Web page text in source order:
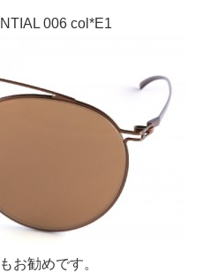
006 col*E1
お勧めです。